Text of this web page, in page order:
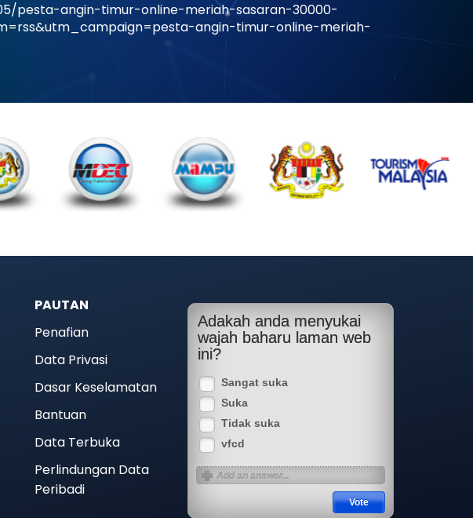
pesta-angin-timur-online-meriah-sasaran-30000-
angin-timur-online-meriah-
PAUTAN
Penafian
Data Privasi
Dasar Keselamatan
Bantuan
Data Terbuka
Perlindungan Data
Peribadi
Adakah anda menyukai
wajah baharu laman web
ini?
Sangat suka
Suka
Tidak suka
vfcd